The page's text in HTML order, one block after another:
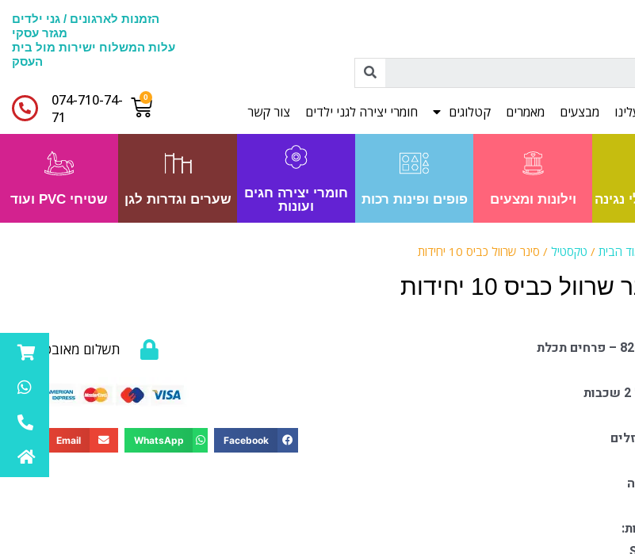
מבצעים מאמרים קטלוגים חומרי יצירה לגני ילדים צור קשר
הזמנות לארגונים / גני ילדים
מגזר עסקי
עלות המשלוח ישירות מול בית
העסק
074-710-74-
71​
נגינה וילונות ומצעים פופים ופינות רכות
חומרי יצירה חגים
ועונות
שערים וגדרות לגן שטיחי PVC ועוד
הבית / טקסטיל / סינר שרוול כביס 10 יחידות
כביס 10 יחידות
תשלום מאובטח
Facebook
WhatsApp
Email